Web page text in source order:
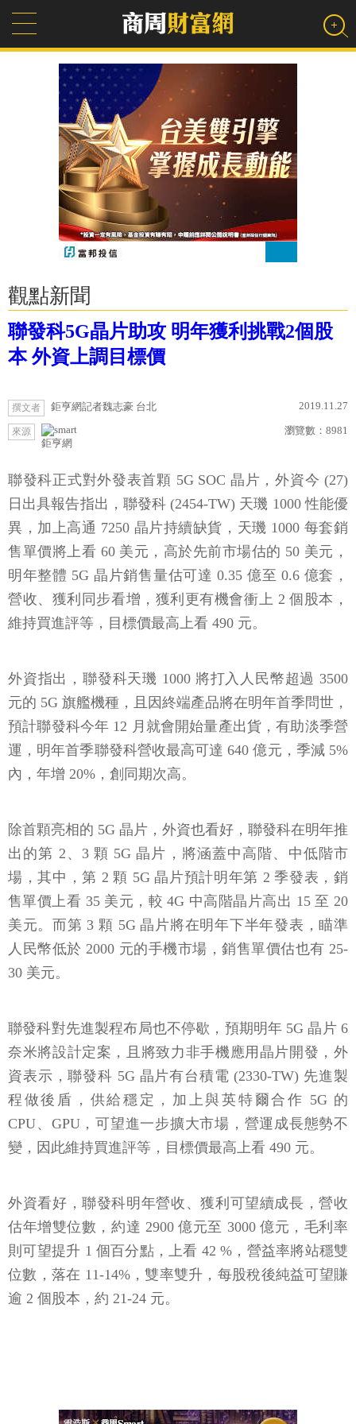
觀點新聞
聯發科5G晶片助攻 明年獲利挑戰2個股
本 外資上調目標價
撰文者 鉅亨網記者魏志豪 台北 2019.11.27
來源
鉅亨網
瀏覽數： 8981
聯發科正式對外發表首顆 5G SOC 晶片，外資今 (27)
日出具報告指出，聯發科 (2454-TW) 天璣 1000 性能優
異，加上高通 7250 晶片持續缺貨，天璣 1000 每套銷
售單價將上看 60 美元，高於先前市場估的 50 美元，
明年整體 5G 晶片銷售量估可達 0.35 億至 0.6 億套，
營收、獲利同步看增，獲利更有機會衝上 2 個股本，
維持買進評等，目標價最高上看 490 元。
外資指出，聯發科天璣 1000 將打入人民幣超過 3500
元的 5G 旗艦機種，且因終端產品將在明年首季問世，
預計聯發科今年 12 月就會開始量產出貨，有助淡季營
運，明年首季聯發科營收最高可達 640 億元，季減 5%
內，年增 20%，創同期次高。
除首顆亮相的 5G 晶片，外資也看好，聯發科在明年推
出的第 2、3 顆 5G 晶片，將涵蓋中高階、中低階市
場，其中，第 2 顆 5G 晶片預計明年第 2 季發表，銷
售單價上看 35 美元，較 4G 中高階晶片高出 15 至 20
美元。而第 3 顆 5G 晶片將在明年下半年發表，瞄準
人民幣低於 2000 元的手機市場，銷售單價估也有 25-
30 美元。
聯發科對先進製程布局也不停歇，預期明年 5G 晶片 6
奈米將設計定案，且將致力非手機應用晶片開發，外
資表示，聯發科 5G 晶片有台積電 (2330-TW) 先進製
程做後盾，供給穩定，加上與英特爾合作 5G 的
CPU、GPU，可望進一步擴大市場，營運成長態勢不
變，因此維持買進評等，目標價最高上看 490 元。
外資看好，聯發科明年營收、獲利可望續成長，營收
估年增雙位數，約達 2900 億元至 3000 億元，毛利率
則可望提升 1 個百分點，上看 42 %，營益率將站穩雙
位數，落在 11-14%，雙率雙升，每股稅後純益可望賺
逾 2 個股本，約 21-24 元。